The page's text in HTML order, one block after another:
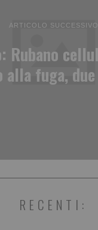
ARTICOLO SUCCESSIVO
Rubano
alla fuga,
RECENTI: